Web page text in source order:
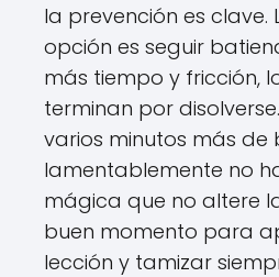
la prevención es clave.
opción es seguir
más tiempo y fricción,
terminan por
varios minutos más de
lamentablemente no
mágica que no altere
buen momento para
lección y tamizar